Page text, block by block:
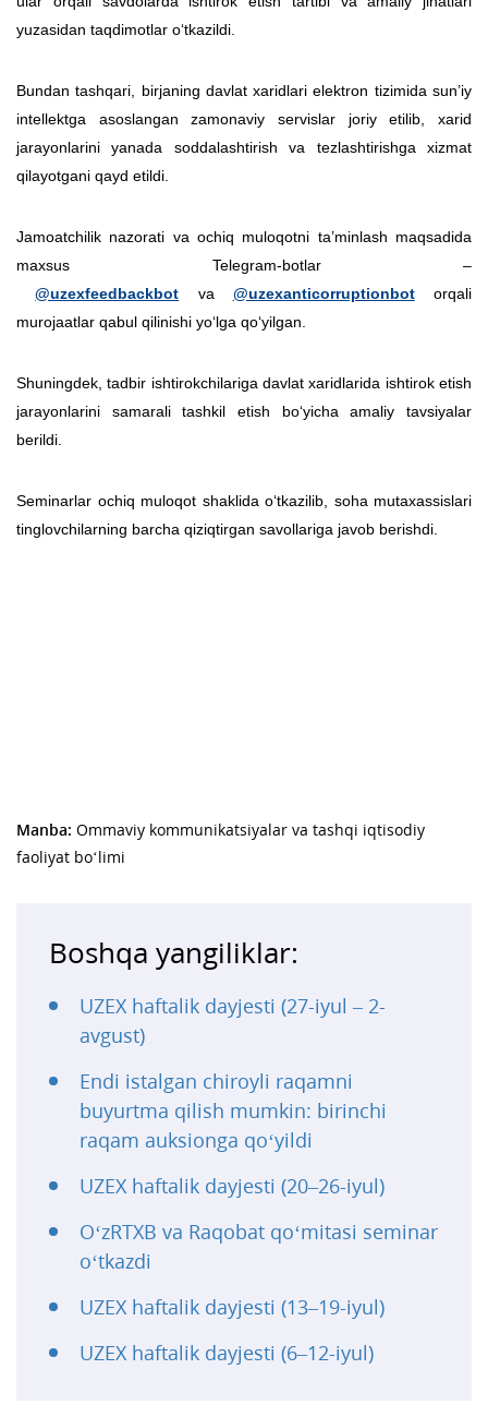
yuzasidan taqdimotlar o‘tkazildi.
Bundan tashqari, birjaning davlat xaridlari elektron tizimida sun’iy
intellektga asoslangan zamonaviy servislar joriy etilib, xarid
jarayonlarini yanada soddalashtirish va tezlashtirishga xizmat
qilayotgani qayd etildi.
Jamoatchilik nazorati va ochiq muloqotni ta’minlash maqsadida
maxsus Telegram-botlar –
@uzexfeedbackbot va @uzexanticorruptionbotorqali
murojaatlar qabul qilinishi yo‘lga qo‘yilgan.
Shuningdek, tadbir ishtirokchilariga davlat xaridlarida ishtirok etish
jarayonlarini samarali tashkil etish bo‘yicha amaliy tavsiyalar
berildi.
Seminarlar ochiq muloqot shaklida o‘tkazilib, soha mutaxassislari
tinglovchilarning barcha qiziqtirgan savollariga javob berishdi.
Manba: Ommaviy kommunikatsiyalar va tashqi iqtisodiy
faoliyat bo‘limi
Boshqa yangiliklar:
UZEX haftalik dayjesti (27-iyul – 2-
avgust)
Endi istalgan chiroyli raqamni
buyurtma qilish mumkin: birinchi
raqam auksionga qo‘yildi
UZEX haftalik dayjesti (20–26-iyul)
O‘zRTXB va Raqobat qo‘mitasi seminar
o‘tkazdi
UZEX haftalik dayjesti (13–19-iyul)
UZEX haftalik dayjesti (6–12-iyul)